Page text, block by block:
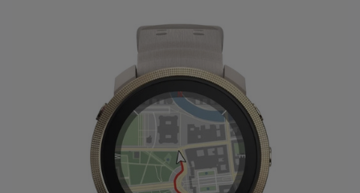
Ontdek de verschillende
horloge merken bij Clem
. Bekijk er het aanbod
kwalitatieve horloge
en andere horloge merkenmet bijzondere